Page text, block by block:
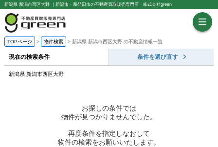
新潟県 新潟市西区大野 ｜新潟市・新発田市の不動産買取販売専門店 株式会社green
TOPページ 物件検索 新潟県 新潟市西区大野 の不動産情報一覧
現在の検索条件 条件を選び直す
新潟県 新潟市西区大野
お探しの条件では
物件が見つかりませんでした。
再度条件を指定しなおして
物件の検索をお願いいたします。